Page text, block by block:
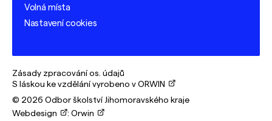
Volná místa
Nastavení cookies
Zásady zpracování os. údajů
S láskou ke vzdělání vyrobeno v ORWIN
© 2026 Odbor školství Jihomoravského kraje
Webdesign
: Orwin